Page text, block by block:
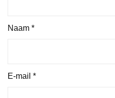
Naam *
E-mail *